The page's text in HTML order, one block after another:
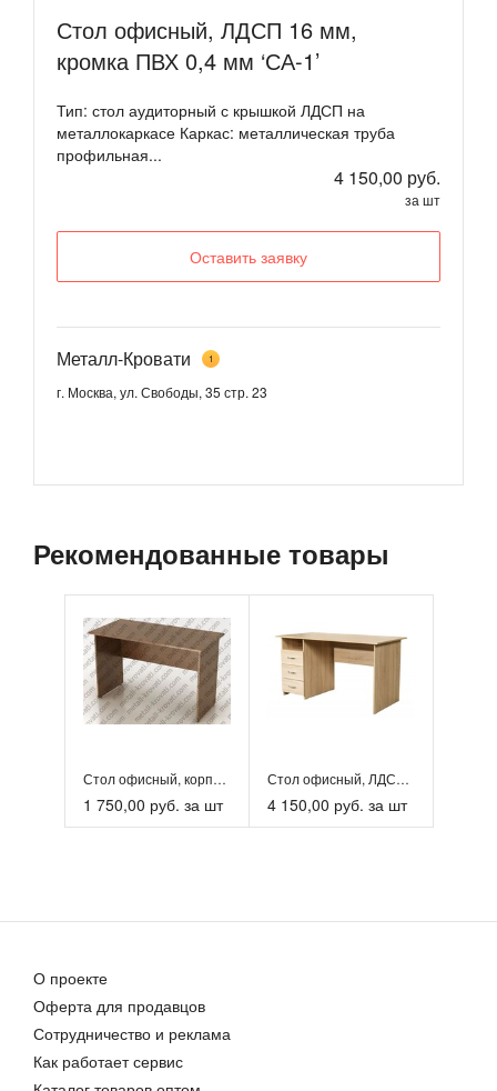
Стол офисный, ЛДСП 16 мм,
кромка ПВХ 0,4 мм ‘СА-1’
Тип: стол аудиторный с крышкой ЛДСП на
металлокаркасе Каркас: металлическая труба
профильная...
4 150,00 руб.
за шт
Оставить заявку
Металл-Кровати 1
г. Москва, ул. Свободы, 35 стр. 23
Рекомендованные товары
Стол офисный, корпусный, ЛДСП 16 мм, кромка ПВХ 0,4 мм ‘С...
1 750,00 руб. за шт
Стол офисный, ЛДСП 16 мм, кромка ПВХ 0,4 мм ‘СА-1’
4 150,00 руб. за шт
О проекте
Оферта для продавцов
Сотрудничество и реклама
Как работает сервис